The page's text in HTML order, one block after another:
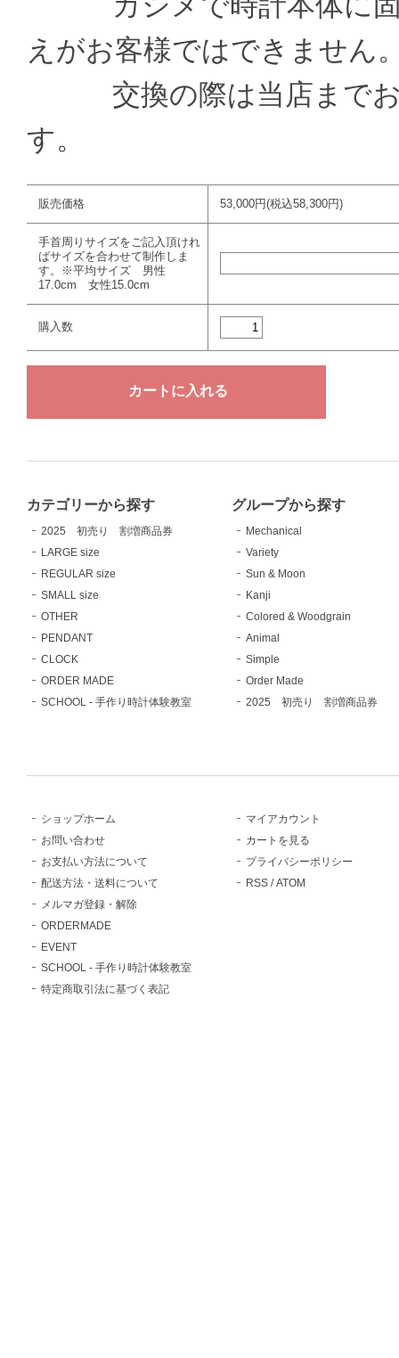
えがお客様ではできません
交換の際は当店までお
す。
販売価格 53,000円(税込58,300円)
手首周りサイズをご記入頂けれ
ばサイズを合わせて制作しま
す。※平均サイズ 男性
17.0cm 女性15.0cm
購入数
カテゴリーから探す
2025 初売り 割増商品券
LARGE size
REGULAR size
SMALL size
OTHER
PENDANT
CLOCK
ORDER MADE
SCHOOL - 手作り時計体験教室
グループから探す
Mechanical
Variety
Sun & Moon
Kanji
Colored & Woodgrain
Animal
Simple
Order Made
2025 初売り 割増商品券
ショップホーム
お問い合わせ
お支払い方法について
配送方法・送料について
メルマガ登録・解除
ORDERMADE
EVENT
SCHOOL - 手作り時計体験教室
特定商取引法に基づく表記
マイアカウント
カートを見る
プライバシーポリシー
RSS /ATOM